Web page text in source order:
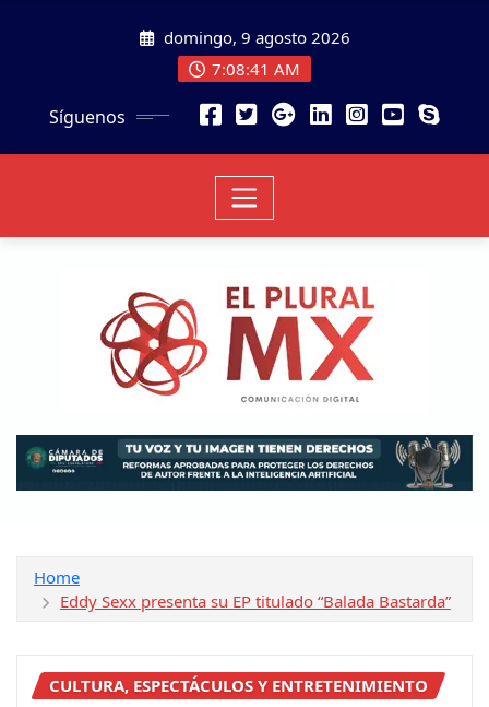
domingo, 9 agosto 2026
7:08:43 AM
Síguenos
Home
Eddy Sexx presenta su EP titulado “Balada Bastarda”
CULTURA, ESPECTÁCULOS Y ENTRETENIMIENTO